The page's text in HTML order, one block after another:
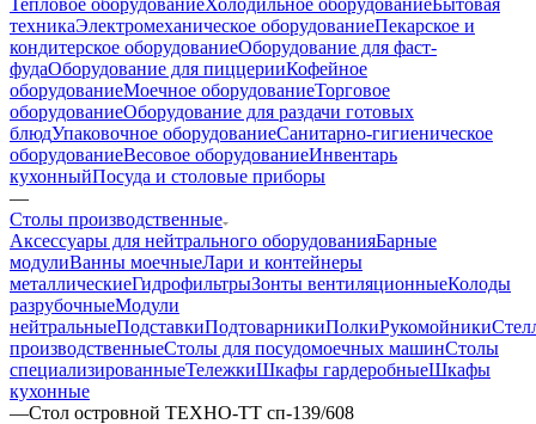
Тепловое оборудованиеХолодильное оборудованиеБытовая
техникаЭлектромеханическое оборудованиеПекарское и
кондитерское оборудованиеОборудование для фаст-
фудаОборудование для пиццерииКофейное
оборудованиеМоечное оборудованиеТорговое
оборудованиеОборудование для раздачи готовых
блюдУпаковочное оборудованиеСанитарно-гигиеническое
оборудованиеВесовое оборудованиеИнвентарь
кухонныйПосуда и столовые приборы
—
Столы производственные
Аксессуары для нейтрального оборудованияБарные
модулиВанны моечныеЛари и контейнеры
металлическиеГидрофильтрыЗонты вентиляционныеКолоды
разрубочныеМодули
нейтральныеПодставкиПодтоварникиПолкиРукомойники
производственныеСтолы для посудомоечных машинСтолы
специализированныеТележкиШкафы гардеробныеШкафы
кухонные
—Стол островной ТЕХНО-ТТ сп-139/608